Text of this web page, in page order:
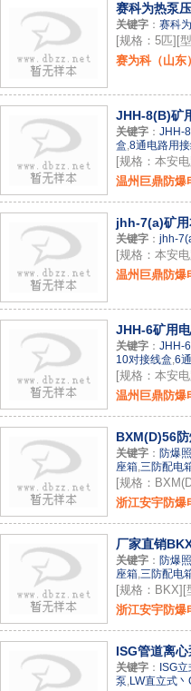
赛科为热泵
关键字 ： 赛科为
[规格：5匹][
赛为科（山东
JHH-8(B)矿
关键字 ： JHH-
盒,8通电路用
[规格：本安
温州巨鼎防爆
jhh-7(a)矿用
关键字 ： jhh-
[规格：本安
温州巨鼎防爆
JHH-6矿用
关键字 ： JHH-6
10对接线盒,6
[规格：本安
温州巨鼎防爆
BXM(D)56
关键字 ： 防爆
座箱,三防配电
[规格：
浙江安宇防爆
厂家直销
关键字 ： 防爆
座箱,三防配电
[规格：BKX][
浙江安宇防爆
ISG管道离心
关键字 ： ISG
泵,LW直立式